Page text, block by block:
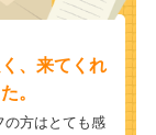
、来てくれ
。
の方はとても感